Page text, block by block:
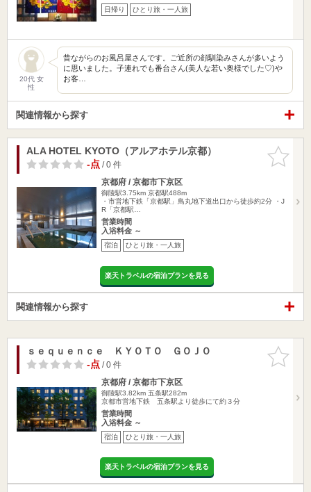
日帰り ひとり旅・一人旅
20代 女
性
昔ながらのお風呂屋さんです。ご近所の顔馴染みさんが多いよう
に思いました。子連れでも番台さん(美人な若い奥様でした♡)や
お客…
関連情報から探す
お気に入
りに追加
ALA HOTEL KYOTO（アルアホテル京都）
-点/ 0 件
京都府 / 京都市下京区
御陵駅3.75km 京都駅488m
・市営地下鉄「京都駅」鳥丸地下道出口から徒歩約2分 ・J
R「京都駅…
営業時間
入浴料金 ～
宿泊 ひとり旅・一人旅
楽天トラベルの宿泊プランを見る
関連情報から探す
お気に入
りに追加
ｓｅｑｕｅｎｃｅ ＫＹＯＴＯ ＧＯＪＯ
-点/ 0 件
京都府 / 京都市下京区
御陵駅3.82km 五条駅282m
京都市営地下鉄 五条駅より徒歩にて約３分
営業時間
入浴料金 ～
宿泊 ひとり旅・一人旅
楽天トラベルの宿泊プランを見る